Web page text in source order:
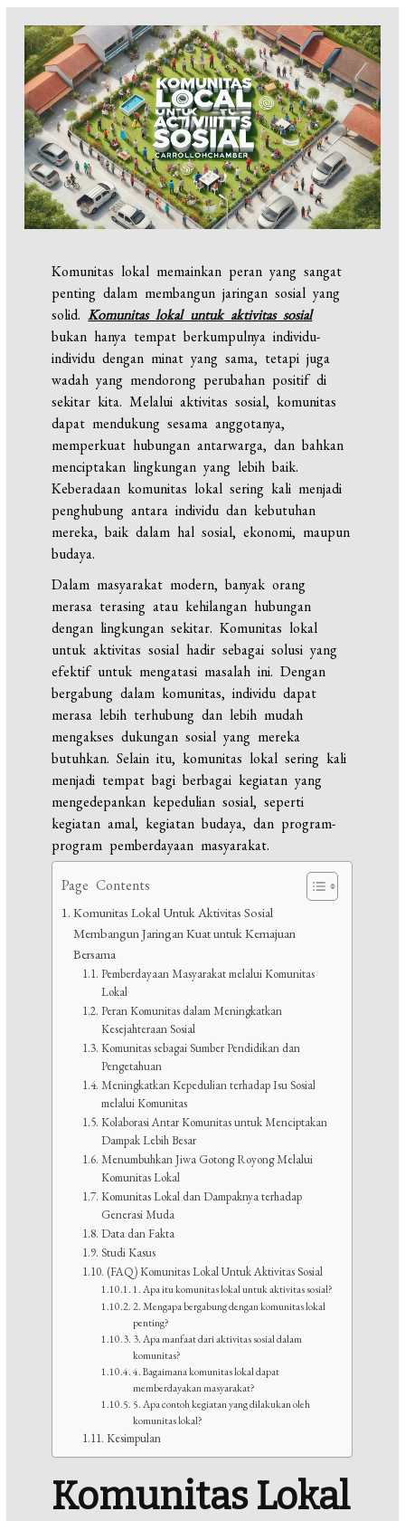
Komunitas lokal memainkan peran yang sangat
penting dalam membangun jaringan sosial yang
solid.Komunitas lokal untuk aktivitas sosial
bukan hanya tempat berkumpulnya individu-
individu dengan minat yang sama, tetapi juga
wadah yang mendorong perubahan positif di
sekitar kita. Melalui aktivitas sosial, komunitas
dapat mendukung sesama anggotanya,
memperkuat hubungan antarwarga, dan bahkan
menciptakan lingkungan yang lebih baik.
Keberadaan komunitas lokal sering kali menjadi
penghubung antara individu dan kebutuhan
mereka, baik dalam hal sosial, ekonomi, maupun
budaya.
Dalam masyarakat modern, banyak orang
merasa terasing atau kehilangan hubungan
dengan lingkungan sekitar. Komunitas lokal
untuk aktivitas sosial hadir sebagai solusi yang
efektif untuk mengatasi masalah ini. Dengan
bergabung dalam komunitas, individu dapat
merasa lebih terhubung dan lebih mudah
mengakses dukungan sosial yang mereka
butuhkan. Selain itu, komunitas lokal sering kali
menjadi tempat bagi berbagai kegiatan yang
mengedepankan kepedulian sosial, seperti
kegiatan amal, kegiatan budaya, dan program-
program pemberdayaan masyarakat.
Page Contents
Komunitas Lokal Untuk Aktivitas Sosial
Membangun Jaringan Kuat untuk Kemajuan
Bersama
Pemberdayaan Masyarakat melalui Komunitas
Lokal
Peran Komunitas dalam Meningkatkan
Kesejahteraan Sosial
Komunitas sebagai Sumber Pendidikan dan
Pengetahuan
Meningkatkan Kepedulian terhadap Isu Sosial
melalui Komunitas
Kolaborasi Antar Komunitas untuk Menciptakan
Dampak Lebih Besar
Menumbuhkan Jiwa Gotong Royong Melalui
Komunitas Lokal
Komunitas Lokal dan Dampaknya terhadap
Generasi Muda
Data dan Fakta
Studi Kasus
(FAQ) Komunitas Lokal Untuk Aktivitas Sosial
1. Apa itu komunitas lokal untuk aktivitas sosial?
2. Mengapa bergabung dengan komunitas lokal
penting?
3. Apa manfaat dari aktivitas sosial dalam
komunitas?
4. Bagaimana komunitas lokal dapat
memberdayakan masyarakat?
5. Apa contoh kegiatan yang dilakukan oleh
komunitas lokal?
Kesimpulan
Komunitas Lokal